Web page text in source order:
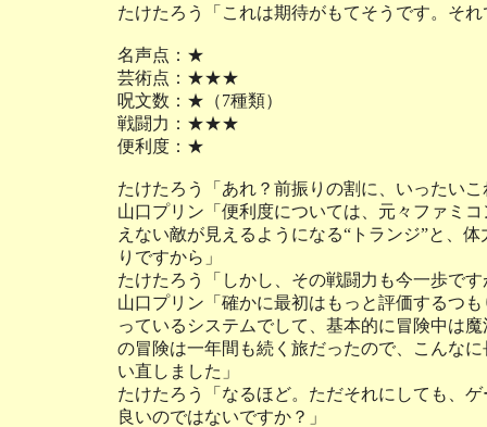
たけたろう「これは期待がもてそうです。そ
名声点：★
芸術点：★★★
呪文数：★（7種類）
戦闘力：★★★
便利度：★
たけたろう「あれ？前振りの割に、いったい
山口プリン「便利度については、元々ファミ
えない敵が見えるようになる“トランジ”と、
りですから」
たけたろう「しかし、その戦闘力も今一歩です
山口プリン「確かに最初はもっと評価するつ
っているシステムでして、基本的に冒険中は
の冒険は一年間も続く旅だったので、こんな
い直しました」
たけたろう「なるほど。ただそれにしても、
良いのではないですか？」